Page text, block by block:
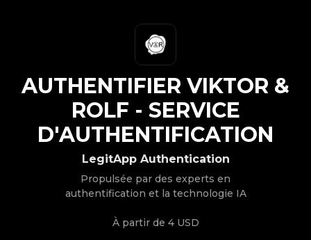
LegitApp Authentication
Propulsée par des experts en
authentification et la technologie IA
À partir de 4 USD
AUTHENTIFIER VIKTOR &
ROLF - SERVICE
D'AUTHENTIFICATION